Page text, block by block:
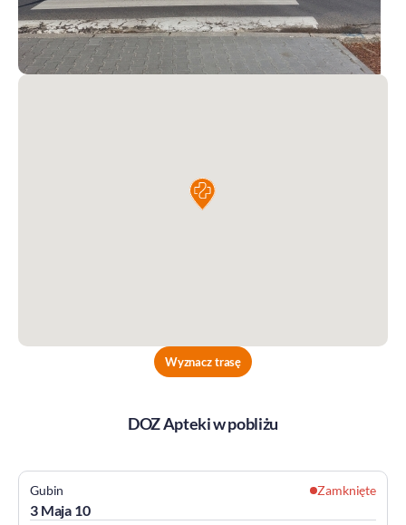
Wyznacz trasę
DOZ Apteki w pobliżu
Gubin
3 Maja 10
Zamknięte